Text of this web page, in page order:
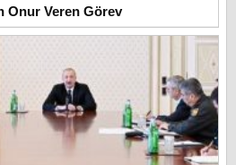
Onur Veren Görev